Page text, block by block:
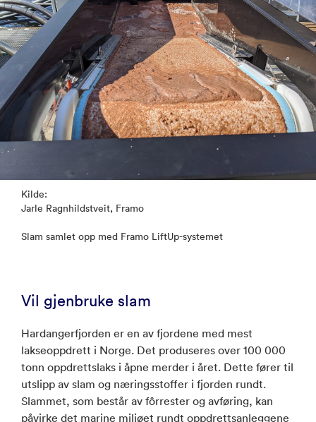
Kilde:
Jarle Ragnhildstveit, Framo
Slam samlet opp med Framo LiftUp-systemet
Vil gjenbruke slam
Hardangerfjorden er en av fjordene med mest
lakseoppdrett i Norge. Det produseres over 100 000
tonn oppdrettslaks i åpne merder i året. Dette fører til
utslipp av slam og næringsstoffer i fjorden rundt.
Slammet, som består av fôrrester og avføring, kan
påvirke det marine miljøet rundt oppdrettsanleggene